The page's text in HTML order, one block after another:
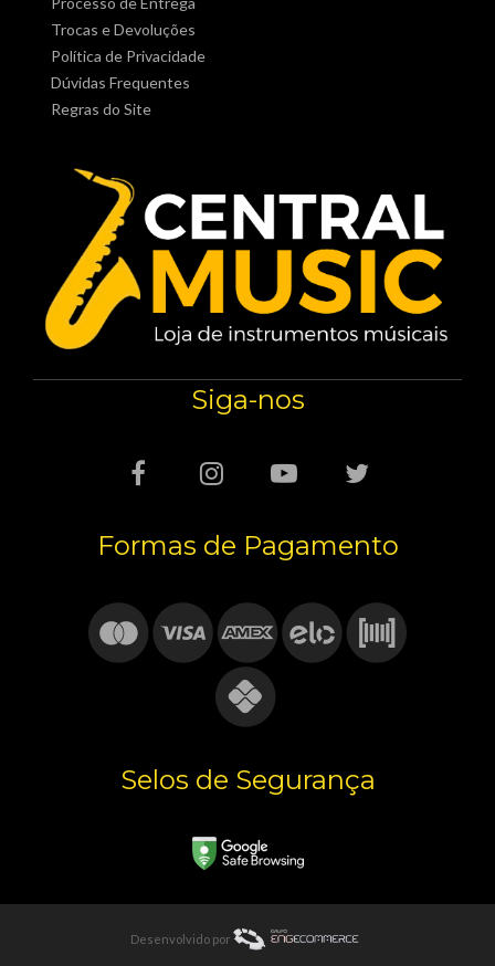
Trocas e Devoluções
Política de Privacidade
Dúvidas Frequentes
Regras do Site
Siga-nos
Formas de Pagamento
Selos de Segurança
Desenvolvido por